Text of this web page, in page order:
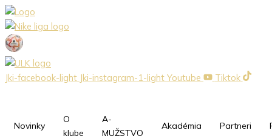
Preskočiť
na
obsah
Jki-facebook-light Jki-instagram-1-light Youtube Tiktok
Novinky
O
klube
A-
MUŽSTVO
Akadémia Partneri